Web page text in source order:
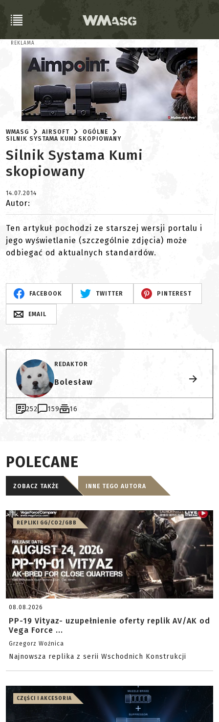
REKLAMA
WMASG AIRSOFT
OGÓLNE
SILNIK SYSTAMA KUMI SKOPIOWANY
Silnik Systama Kumi
skopiowany
14.07.2014
Autor:
Ten artykuł pochodzi ze starszej wersji portalu i
jego wyświetlanie (szczególnie zdjęcia) może
odbiegać od aktualnych standardów.
FACEBOOK TWITTER PINTEREST
EMAIL
REDAKTOR
Bolesław
252 159 16
POLECANE
ZOBACZ TAKŻE INNE TEGO AUTORA
REPLIKI GG/CO2/GBB
08.08.2026
PP-19 Vityaz- uzupełnienie oferty replik AV/AK od
Vega Force ...
Grzegorz Woźnica
Najnowsza replika z serii Wschodnich Konstrukcji
CZĘŚCI I AKCESORIA